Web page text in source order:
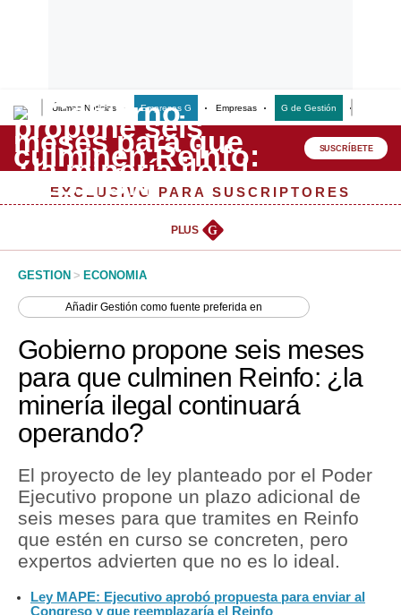
Últimas Noticias Empresas G Empresas G de Gestión
Lo último
Peru Quiosco
Management & Empleo
Perú
Política
Tu Dinero
Finanzas Personales
Inmobiliarias
Plus G
SUSCRÍBETE
EXCLUSIVO PARA SUSCRIPTORES
PLUS G
GESTION > ECONOMIA
AñadirGestión como fuente preferida en
Gobierno propone seis meses
para que culminen Reinfo: ¿la
minería ilegal continuará
operando?
El proyecto de ley planteado por el Poder
Ejecutivo propone un plazo adicional de
seis meses para que tramites en Reinfo
que estén en curso se concreten, pero
expertos advierten que no es lo ideal.
Ley MAPE: Ejecutivo aprobó propuesta para enviar al
Congreso y que reemplazaría el Reinfo